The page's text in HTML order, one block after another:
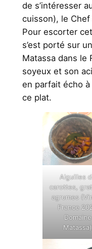
de s’intéresser
cuisson), le
Pour escorter
s’est porté sur
Matassa dans le
soyeux et son
en parfait écho
ce plat.
Aiguilles
carottes,
agrumes
France
Domaine
Matassa)